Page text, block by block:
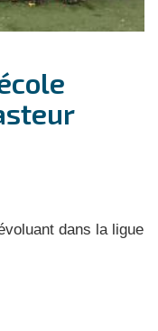
dans la ligue